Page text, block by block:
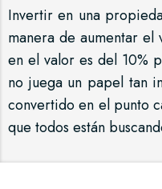
Invertir en una
manera de aumentar el
en el valor es del 10%
no juega un papel tan
convertido en el punto
que todos están